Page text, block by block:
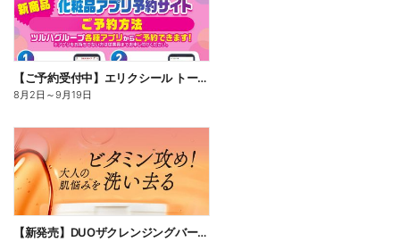
【ご予約受付中】エリクシール トータルVファーミングクリームca
8月2日 ～9月19日
【新発売】DUOザクレンジングバームビタミン18